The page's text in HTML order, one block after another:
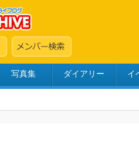
写真集 ダイアリー イ